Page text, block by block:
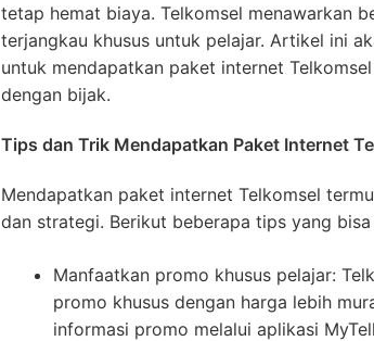
tetap hemat biaya. Telkomsel menawarkan
terjangkau khusus untuk pelajar. Artikel ini
untuk mendapatkan paket internet
dengan bijak.
Tips dan Trik Mendapatkan Paket Internet
Mendapatkan paket internet Telkomsel
dan strategi. Berikut beberapa tips yang
Manfaatkan promo khusus pelajar:
promo khusus dengan harga lebih
informasi promo melalui aplikasi